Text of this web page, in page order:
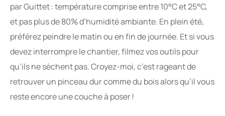
par Guittet : température comprise entre 10°C et 25°C,
et pas plus de 80% d’humidité ambiante. En plein été,
préférez peindre le matin ou en fin de journée. Et si vous
devez interrompre le chantier, filmez vos outils pour
qu’ils ne sèchent pas. Croyez-moi, c’est rageant de
retrouver un pinceau dur comme du bois alors qu’il vous
reste encore une couche à poser !